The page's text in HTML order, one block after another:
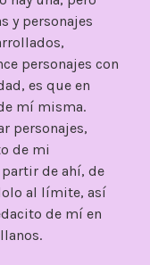
y personajes
personajes con
es que en
mí misma.
personajes,
de mi
de ahí, de
al límite, así
de mí en